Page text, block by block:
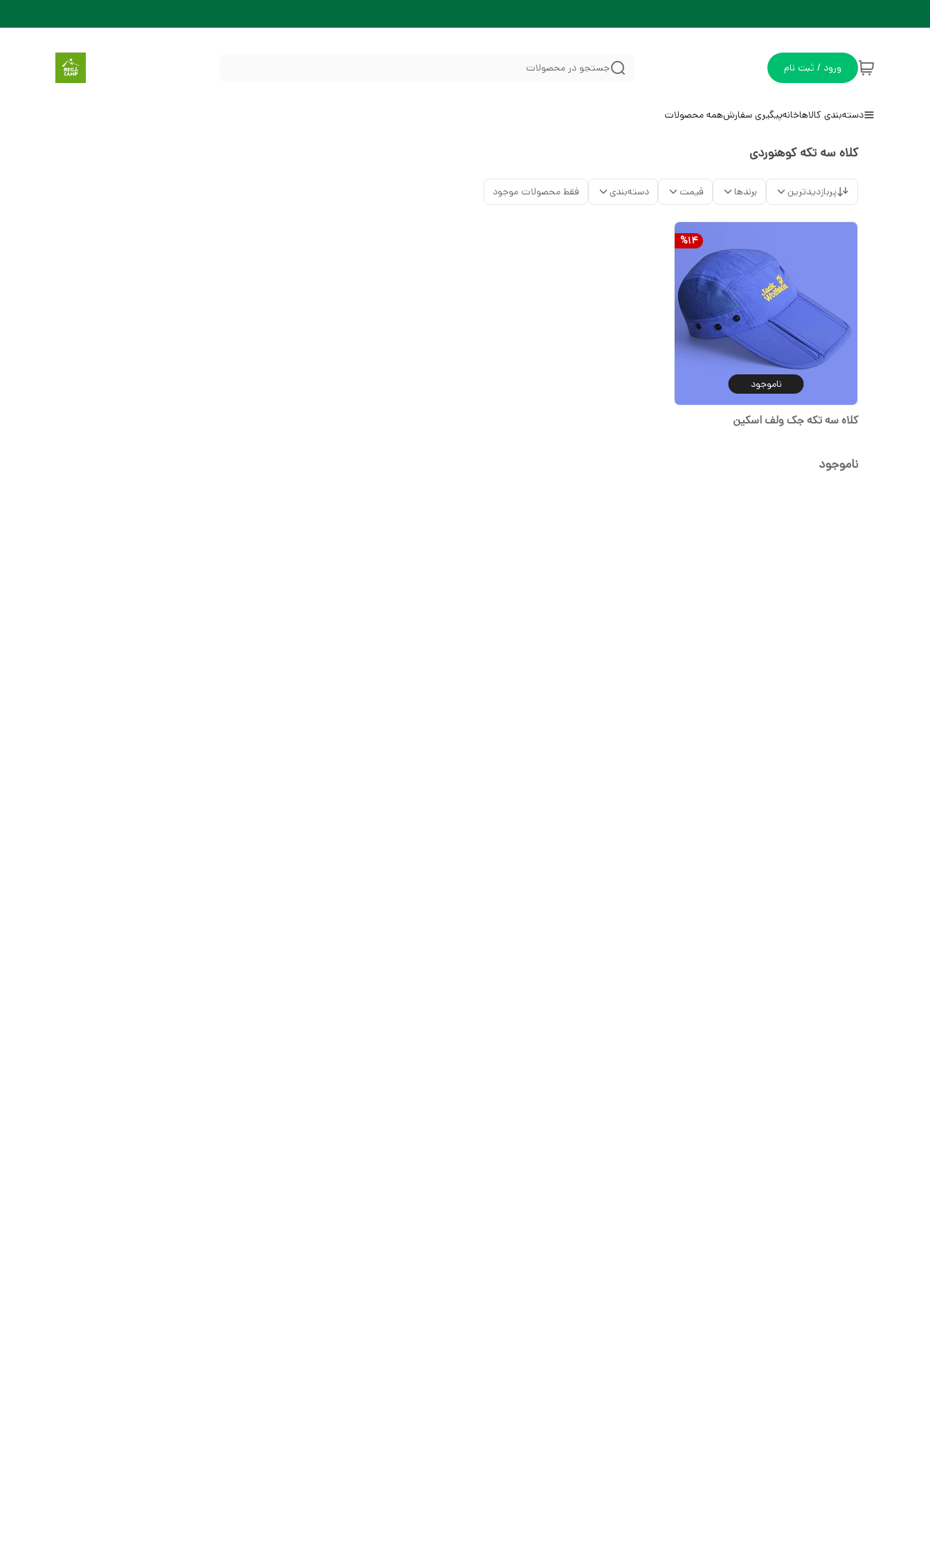
ورود / ثبت نام جستجو در محصولات
دسته‌بندی کالاهاخانهپیگیری سفارشهمه محصولات
کلاه سه تکه کوهنوردی
پربازدیدترین برندها قیمت دسته‌بندی فقط محصولات موجود
%14
ناموجود
کلاه سه تکه جک ولف اسکین
ناموجود